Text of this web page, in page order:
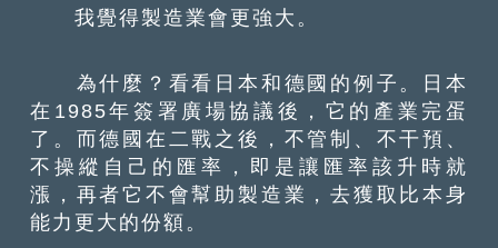
我覺得製造業會更強大。
為什麼？看看日本和德國的例子。日本
在1985年簽署廣場協議後，它的產業完蛋
了。而德國在二戰之後，不管制、不干預、
不操縱自己的匯率，即是讓匯率該升時就
漲，再者它不會幫助製造業，去獲取比本身
能力更大的份額。